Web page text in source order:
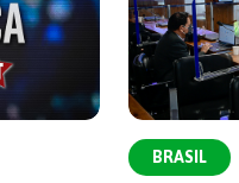
BRASIL